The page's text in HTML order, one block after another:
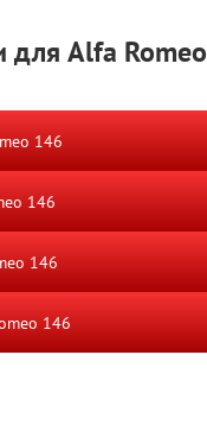
для Alfa Romeo
146
146
146
146